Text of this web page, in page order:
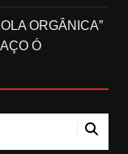
ORGÂNICA”
Ó